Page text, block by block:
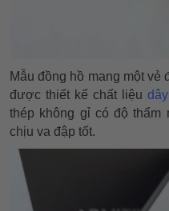
Mẫu đồng hồ mang một vẻ
được thiết kế chất liệu
thép không gỉ có độ thẩm
chịu va đập tốt.